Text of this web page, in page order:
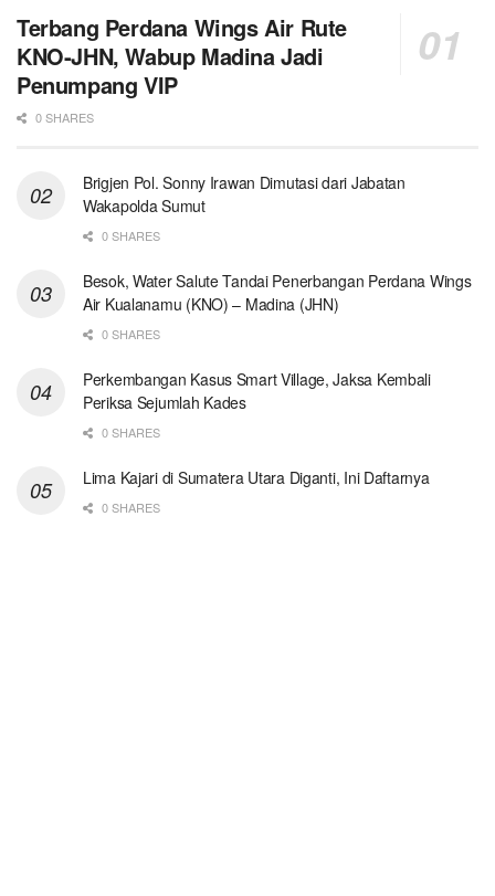
Terbang Perdana Wings Air Rute
KNO-JHN, Wabup Madina Jadi
Penumpang VIP
0 SHARES
Brigjen Pol. Sonny Irawan Dimutasi dari Jabatan
Wakapolda Sumut
0 SHARES
Besok, Water Salute Tandai Penerbangan Perdana Wings
Air Kualanamu (KNO) – Madina (JHN)
0 SHARES
Perkembangan Kasus Smart Village, Jaksa Kembali
Periksa Sejumlah Kades
0 SHARES
Lima Kajari di Sumatera Utara Diganti, Ini Daftarnya
0 SHARES